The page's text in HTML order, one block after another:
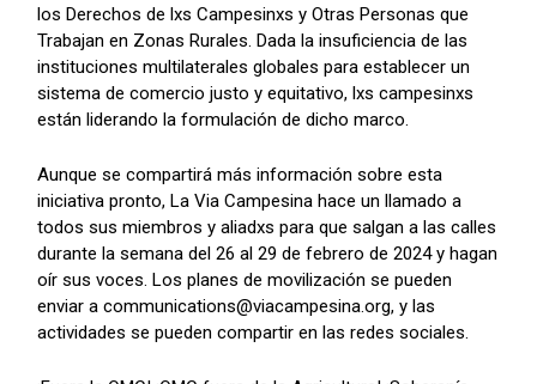
los Derechos de lxs Campesinxs y Otras Personas que
Trabajan en Zonas Rurales. Dada la insuficiencia de las
instituciones multilaterales globales para establecer un
sistema de comercio justo y equitativo, lxs campesinxs
están liderando la formulación de dicho marco.
Aunque se compartirá más información sobre esta
iniciativa pronto, La Via Campesina hace un llamado a
todos sus miembros y aliadxs para que salgan a las calles
durante la semana del 26 al 29 de febrero de 2024 y hagan
oír sus voces. Los planes de movilización se pueden
enviar a communications@viacampesina.org, y las
actividades se pueden compartir en las redes sociales.